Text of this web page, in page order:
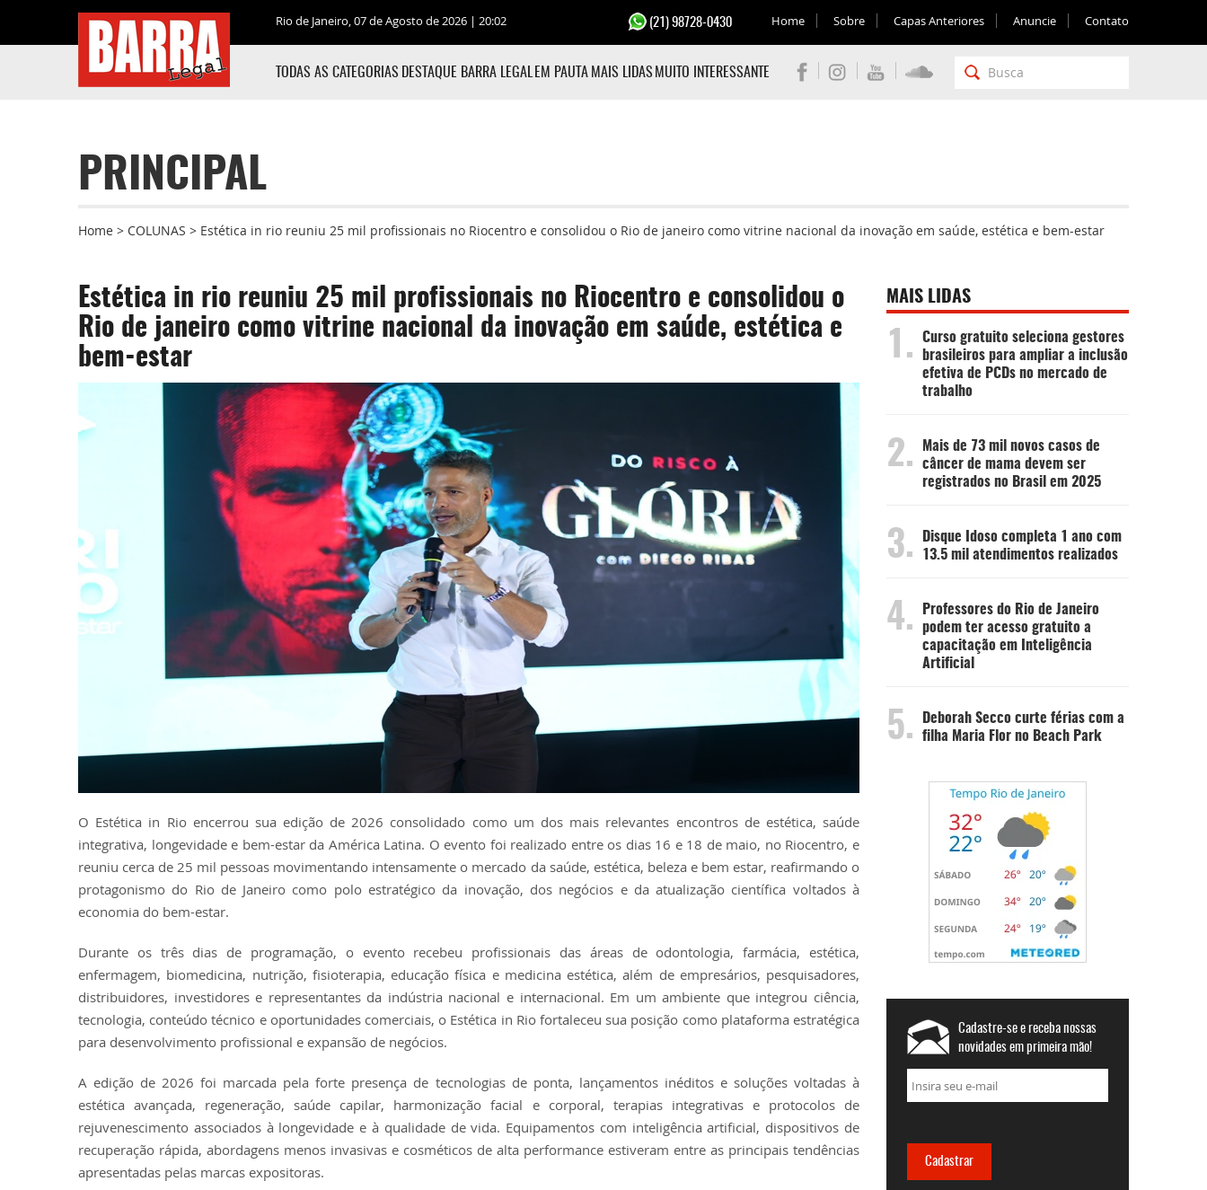
Rio de Janeiro, 07 de Agosto de 2026 | 20:02 (21) 98728-0430 Home Sobre Capas Anteriores Anuncie Contato
TODAS AS CATEGORIAS DESTAQUE BARRA LEGAL EM PAUTA MAIS LIDAS MUITO INTERESSANTE
PRINCIPAL
Home > COLUNAS > Estética in rio reuniu 25 mil profissionais no Riocentro e consolidou o Rio de janeiro como vitrine nacional da inovação em saúde, estética e bem-estar
Estética in rio reuniu 25 mil profissionais no Riocentro e consolidou o
Rio de janeiro como vitrine nacional da inovação em saúde, estética e
bem-estar
O Estética in Rio encerrou sua edição de 2026 consolidado como um dos mais relevantes encontros de estética, saúde
integrativa, longevidade e bem-estar da América Latina. O evento foi realizado entre os dias 16 e 18 de maio, no Riocentro, e
reuniu cerca de 25 mil pessoas movimentando intensamente o mercado da saúde, estética, beleza e bem estar, reafirmando o
protagonismo do Rio de Janeiro como polo estratégico da inovação, dos negócios e da atualização científica voltados à
economia do bem-estar.
Durante os três dias de programação, o evento recebeu profissionais das áreas de odontologia, farmácia, estética,
enfermagem, biomedicina, nutrição, fisioterapia, educação física e medicina estética, além de empresários, pesquisadores,
distribuidores, investidores e representantes da indústria nacional e internacional. Em um ambiente que integrou ciência,
tecnologia, conteúdo técnico e oportunidades comerciais, o Estética in Rio fortaleceu sua posição como plataforma estratégica
para desenvolvimento profissional e expansão de negócios.
A edição de 2026 foi marcada pela forte presença de tecnologias de ponta, lançamentos inéditos e soluções voltadas à
estética avançada, regeneração, saúde capilar, harmonização facial e corporal, terapias integrativas e protocolos de
rejuvenescimento associados à longevidade e à qualidade de vida. Equipamentos com inteligência artificial, dispositivos de
recuperação rápida, abordagens menos invasivas e cosméticos de alta performance estiveram entre as principais tendências
apresentadas pelas marcas expositoras.
MAIS LIDAS
1.
Curso gratuito seleciona gestores
brasileiros para ampliar a inclusão
efetiva de PCDs no mercado de
trabalho
2.
Mais de 73 mil novos casos de
câncer de mama devem ser
registrados no Brasil em 2025
3.
Disque Idoso completa 1 ano com
13.5 mil atendimentos realizados
4.
Professores do Rio de Janeiro
podem ter acesso gratuito a
capacitação em Inteligência
Artificial
5.
Deborah Secco curte férias com a
filha Maria Flor no Beach Park
Cadastre-se e receba nossas
novidades em primeira mão!